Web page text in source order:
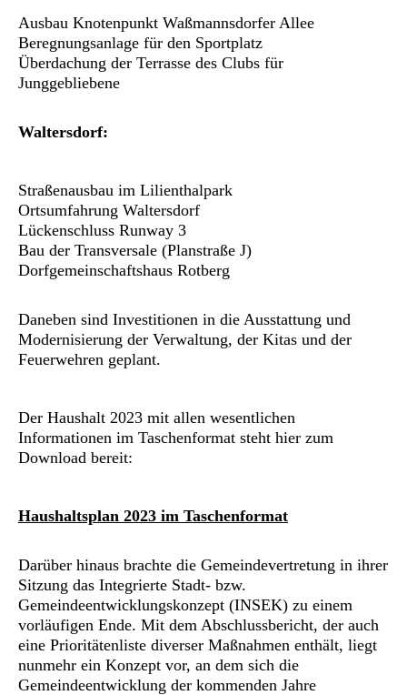
Ausbau Knotenpunkt Waßmannsdorfer Allee
Beregnungsanlage für den Sportplatz
Überdachung der Terrasse des Clubs für
Junggebliebene
Waltersdorf:
Straßenausbau im Lilienthalpark
Ortsumfahrung Waltersdorf
Lückenschluss Runway 3
Bau der Transversale (Planstraße J)
Dorfgemeinschaftshaus Rotberg
Daneben sind Investitionen in die Ausstattung und
Modernisierung der Verwaltung, der Kitas und der
Feuerwehren geplant.
Der Haushalt 2023 mit allen wesentlichen
Informationen im Taschenformat steht hier zum
Download bereit:
Haushaltsplan 2023 im Taschenformat
Darüber hinaus brachte die Gemeindevertretung in ihrer
Sitzung das Integrierte Stadt- bzw.
Gemeindeentwicklungskonzept (INSEK) zu einem
vorläufigen Ende. Mit dem Abschlussbericht, der auch
eine Prioritätenliste diverser Maßnahmen enthält, liegt
nunmehr ein Konzept vor, an dem sich die
Gemeindeentwicklung der kommenden Jahre